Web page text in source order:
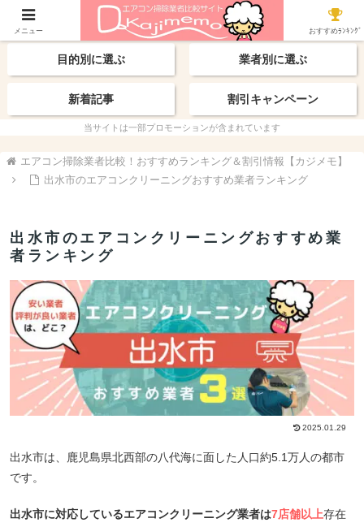
【最新】おすすめ業者 エリアから探す
目的別に選ぶ 業者別に選ぶ
新着記事 割引キャンペーン
当サイトは一部プロモーションが含まれています
エアコン掃除業者比較！おすすめランキング＆割引情報【カジメモ】
出水市のエアコンクリーニングおすすめ業者ランキング
出水市のエアコンクリーニングおすすめ業
者ランキング
2025.01.29
出水市は、鹿児島県北西部の八代海に面した人口約5.1万人の都市
です。
出水市に対応しているエアコンクリーニング業者は7店舗以上存在
メニュー おすすめﾗﾝｷﾝｸﾞ